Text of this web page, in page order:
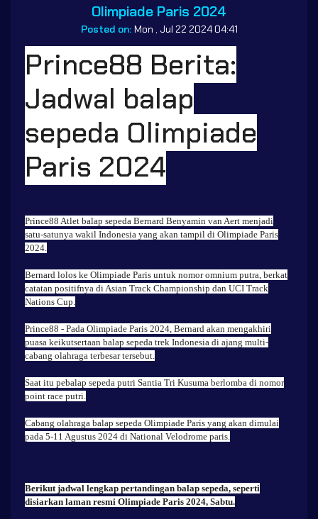
Olimpiade Paris 2024
Posted on: Mon , Jul 22 2024 04:41
Prince88 Berita:
Jadwal balap
sepeda Olimpiade
Paris 2024
Prince88 Atlet balap sepeda Bernard Benyamin van Aert menjadi
satu-satunya wakil Indonesia yang akan tampil di Olimpiade Paris
2024.
Bernard lolos ke Olimpiade Paris untuk nomor omnium putra, berkat
catatan positifnya di Asian Track Championship dan UCI Track
Nations Cup.
Prince88 - Pada Olimpiade Paris 2024, Bernard akan mengakhiri
puasa keikutsertaan balap sepeda trek Indonesia di ajang multi-
cabang olahraga terbesar tersebut.
Saat itu pebalap sepeda putri Santia Tri Kusuma berlomba di nomor
point race putri.
Cabang olahraga balap sepeda Olimpiade Paris yang akan dimulai
pada 5-11 Agustus 2024 di National Velodrome paris.
Berikut jadwal lengkap pertandingan balap sepeda, seperti
disiarkan laman resmi Olimpiade Paris 2024, Sabtu.